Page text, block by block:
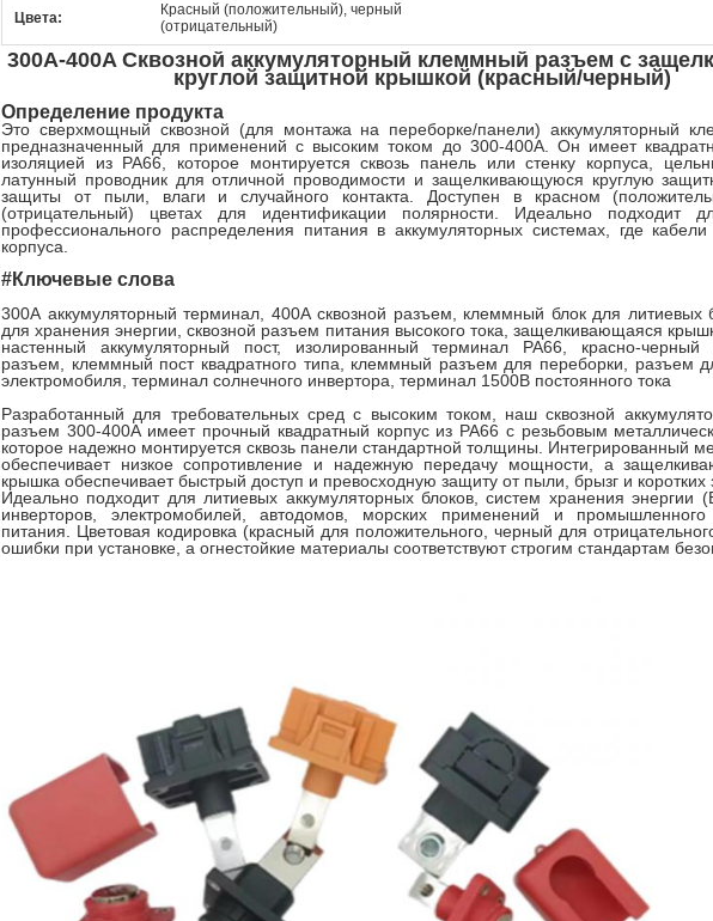
Цвета:
Красный (положительный), черный
(отрицательный)
300A-400A Сквозной аккумуляторный клеммный разъем с
круглой защитной крышкой (красный/черный)
Определение продукта
Это сверхмощный сквозной (для монтажа на переборке/панели) аккумуляторный
предназначенный для применений с высоким током до 300-400А. Он имеет
изоляцией из PA66, которое монтируется сквозь панель или стенку корпуса,
латунный проводник для отличной проводимости и защелкивающуюся круглую
защиты от пыли, влаги и случайного контакта. Доступен в красном
(отрицательный) цветах для идентификации полярности. Идеально подходит
профессионального распределения питания в аккумуляторных системах, где
корпуса.
#Ключевые слова
300А аккумуляторный терминал, 400А сквозной разъем, клеммный блок для литиевых
для хранения энергии, сквозной разъем питания высокого тока, защелкивающаяся
настенный аккумуляторный пост, изолированный терминал PA66, красно-черный
разъем, клеммный пост квадратного типа, клеммный разъем для переборки, разъем
электромобиля, терминал солнечного инвертора, терминал 1500В постоянного тока
Разработанный для требовательных сред с высоким током, наш сквозной
разъем 300-400А имеет прочный квадратный корпус из PA66 с резьбовым
которое надежно монтируется сквозь панели стандартной толщины. Интегрированный
обеспечивает низкое сопротивление и надежную передачу мощности, а
крышка обеспечивает быстрый доступ и превосходную защиту от пыли, брызг и коротких
Идеально подходит для литиевых аккумуляторных блоков, систем хранения энергии
инверторов, электромобилей, автодомов, морских применений и промышленного
питания. Цветовая кодировка (красный для положительного, черный для
ошибки при установке, а огнестойкие материалы соответствуют строгим стандартам